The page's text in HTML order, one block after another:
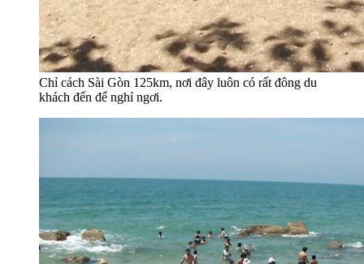
Chỉ cách Sài Gòn 125km, nơi đây luôn có rất đông du
khách đến để nghỉ ngơi.